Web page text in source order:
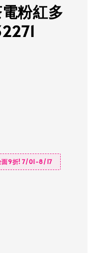
粉紅多
面9折! 7/01-8/17